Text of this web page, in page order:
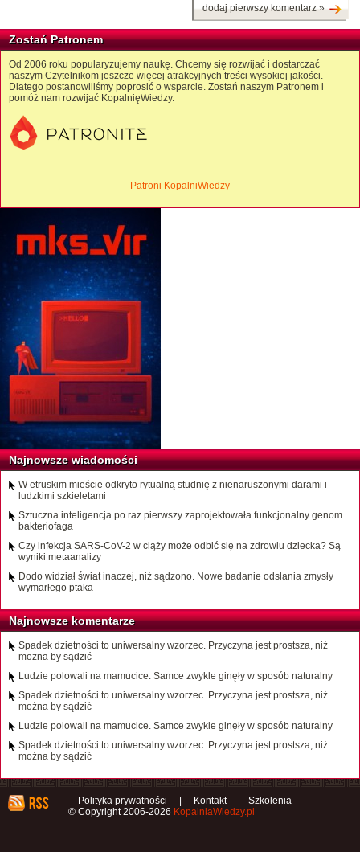
dodaj pierwszy komentarz »
Zostań Patronem
Od 2006 roku popularyzujemy naukę. Chcemy się rozwijać i dostarczać
naszym Czytelnikom jeszcze więcej atrakcyjnych treści wysokiej jakości.
Dlatego postanowiliśmy poprosić o wsparcie. Zostań naszym Patronem i
pomóż nam rozwijać KopalnięWiedzy.
Patroni KopalniWiedzy
Najnowsze wiadomości
W etruskim mieście odkryto rytualną studnię z nienaruszonymi darami i
ludzkimi szkieletami
Sztuczna inteligencja po raz pierwszy zaprojektowała funkcjonalny genom
bakteriofaga
Czy infekcja SARS-CoV-2 w ciąży może odbić się na zdrowiu dziecka? Są
wyniki metaanalizy
Dodo widział świat inaczej, niż sądzono. Nowe badanie odsłania zmysły
wymarłego ptaka
Najnowsze komentarze
Spadek dzietności to uniwersalny wzorzec. Przyczyna jest prostsza, niż
można by sądzić
Ludzie polowali na mamucice. Samce zwykle ginęły w sposób naturalny
Spadek dzietności to uniwersalny wzorzec. Przyczyna jest prostsza, niż
można by sądzić
Ludzie polowali na mamucice. Samce zwykle ginęły w sposób naturalny
Spadek dzietności to uniwersalny wzorzec. Przyczyna jest prostsza, niż
można by sądzić
Polityka prywatności Kontakt
Szkolenia
© Copyright 2006-2026 KopalniaWiedzy.pl